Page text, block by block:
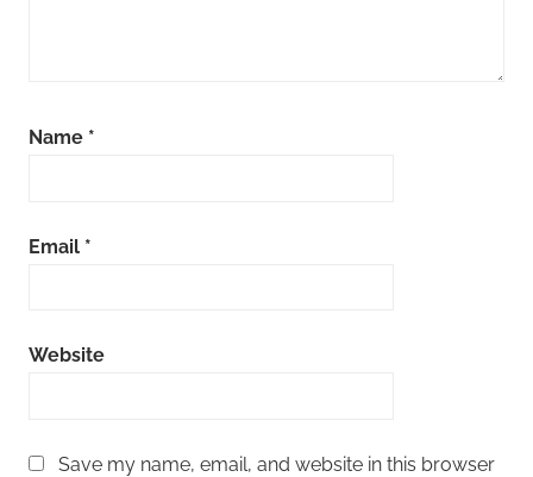
Name *
Email *
Website
Save my name, email, and website in this browser